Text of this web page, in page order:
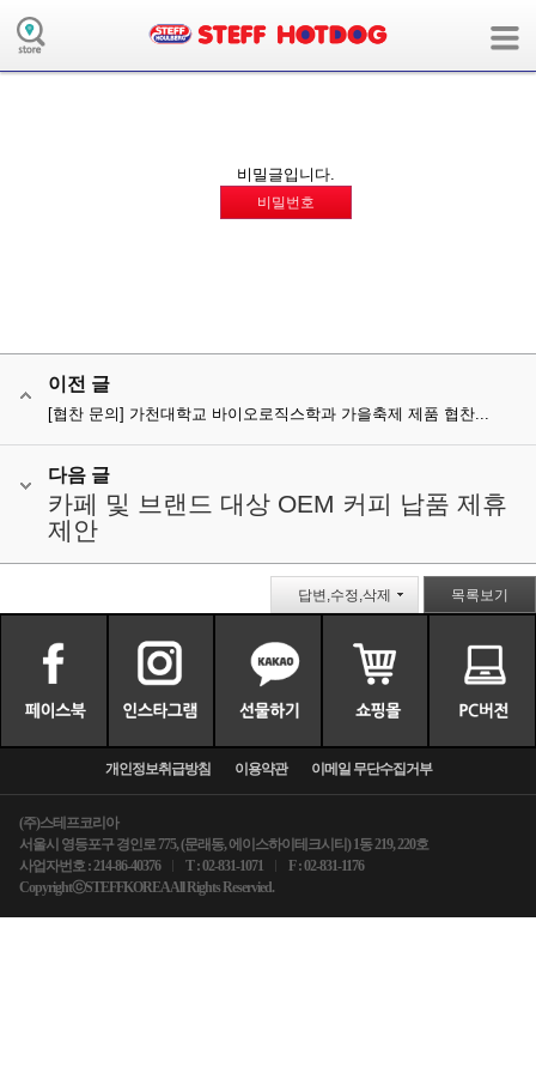
( 사용자모드:user / 장치:m / 언어:ko / 앱:board / 앱모듈:collaboration )
비밀글입니다.
비밀번호
이전 글
[협찬 문의] 가천대학교 바이오로직스학과 가을축제 제품 협찬...
다음 글
카페 및 브랜드 대상 OEM 커피 납품 제휴
제안
답변,수정,삭제 목록보기
개인정보취급방침 이용약관 이메일 무단수집거부
(주)스테프코리아
서울시 영등포구 경인로 775, (문래동, 에이스하이테크시티) 1동 219, 220호
사업자번호 : 214-86-40376
T : 02-831-1071
F : 02-831-1176
CopyrightⓒSTEFFKOREA All Rights Reservied.